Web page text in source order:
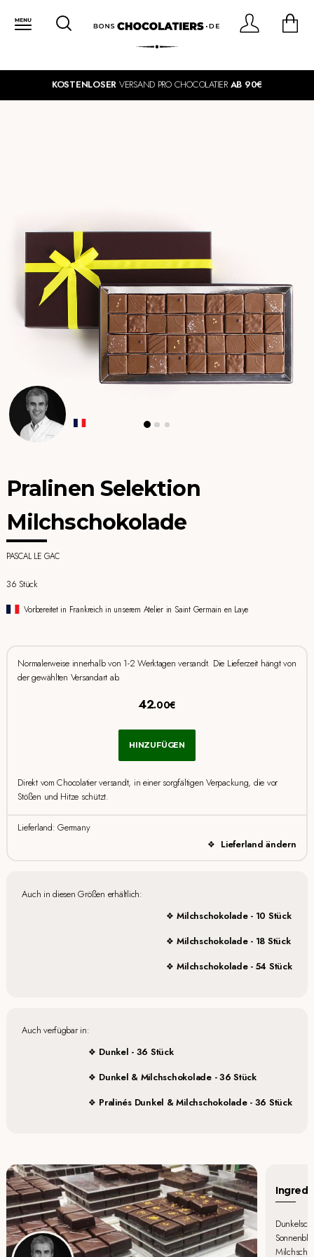
KOSTENLOSER VERSAND PRO CHOCOLATIER AB 90€
Pralinen Selektion
Milchschokolade
PASCAL LE GAC
36 Stück
Vorbereitet in Frankreich in unserem Atelier in Saint Germain en Laye
Normalerweise innerhalb von 1-2 Werktagen versandt. Die Lieferzeit hängt von
der gewählten Versandart ab.
42.00€
HINZUFÜGEN
Direkt vom Chocolatier versandt, in einer sorgfältigen Verpackung, die vor
Stößen und Hitze schützt.
Lieferland: Germany
Lieferland ändern
Auch in diesen Größen erhältlich:
Milchschokolade - 10 Stück
Milchschokolade - 18 Stück
Milchschokolade - 54 Stück
Auch verfügbar in:
Dunkel - 36 Stück
Dunkel & Milchschokolade - 36 Stück
Pralinés Dunkel & Milchschokolade - 36 Stück